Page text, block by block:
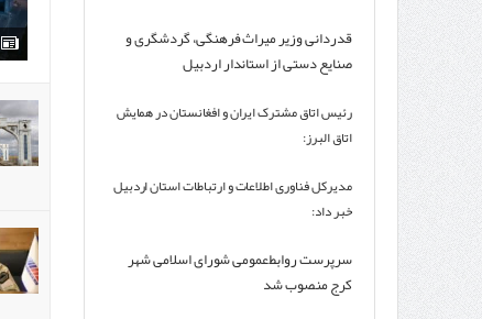
قدردانی وزیر میراث فرهنگی، گردشگری و
صنایع دستی از استاندار اردبیل
رئیس اتاق مشترک ایران و افغانستان در همایش
اتاق البرز:
سهم خود از این بازار را افزایش دهد
مدیرکل فناوری اطلاعات و ارتباطات استان اردبیل
خبر داد:
اکوسیستم‌های اقتصاد دیجیتال در استان
اردبیل
سرپرست روابط‌عمومی شورای اسلامی شهر
کرج منصوب شد